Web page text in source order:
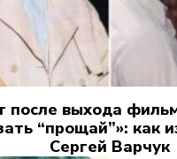
после выхода
“прощай”»: как
Сергей Варчук